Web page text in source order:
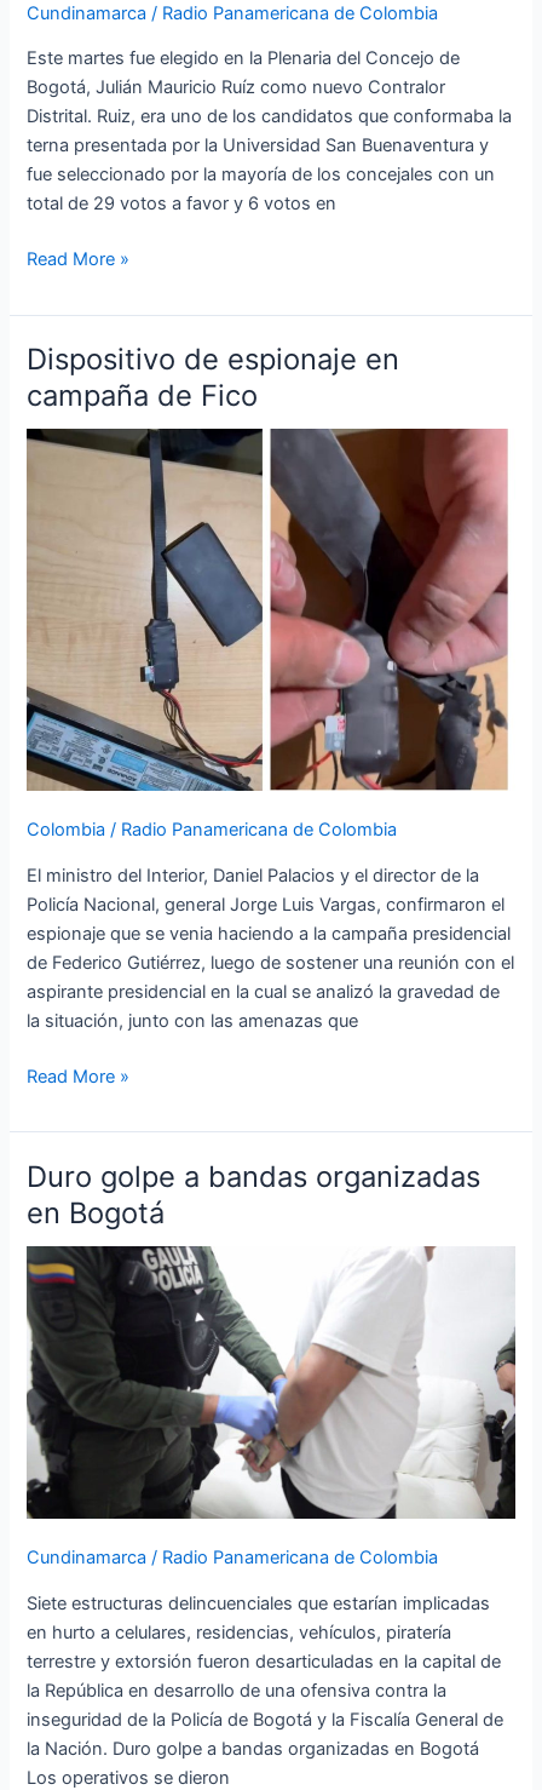
Cundinamarca / Radio Panamericana de Colombia
Este martes fue elegido en la Plenaria del Concejo de
Bogotá, Julián Mauricio Ruíz como nuevo Contralor
Distrital. Ruiz, era uno de los candidatos que conformaba la
terna presentada por la Universidad San Buenaventura y
fue seleccionado por la mayoría de los concejales con un
total de 29 votos a favor y 6 votos en
Read More »
Dispositivo de espionaje en
campaña de Fico
Colombia / Radio Panamericana de Colombia
El ministro del Interior, Daniel Palacios y el director de la
Policía Nacional, general Jorge Luis Vargas, confirmaron el
espionaje que se venia haciendo a la campaña presidencial
de Federico Gutiérrez, luego de sostener una reunión con el
aspirante presidencial en la cual se analizó la gravedad de
la situación, junto con las amenazas que
Dispositivo
espionaje
en
Read More »
Duro golpe a bandas organizadas
en Bogotá
Cundinamarca / Radio Panamericana de Colombia
Siete estructuras delincuenciales que estarían implicadas
en hurto a celulares, residencias, vehículos, piratería
terrestre y extorsión fueron desarticuladas en la capital de
la República en desarrollo de una ofensiva contra la
inseguridad de la Policía de Bogotá y la Fiscalía General de
la Nación. Duro golpe a bandas organizadas en Bogotá
Los operativos se dieron
Duro
golpe
a
bandas
organizadas
en
Bogotá